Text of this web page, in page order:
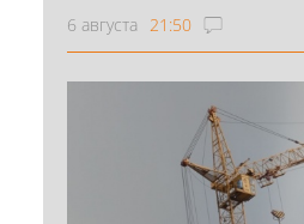
6 августа 21:50